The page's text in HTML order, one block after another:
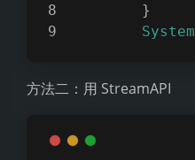
        }
System
方法二：用 StreamAPI